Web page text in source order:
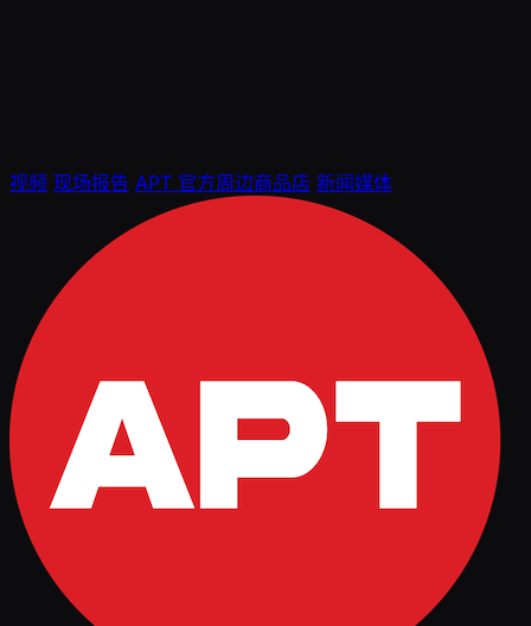
视频 现场报告 APT 官方周边商品店 新闻媒体